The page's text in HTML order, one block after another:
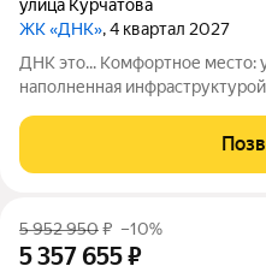
улица Курчатова
ЖК «ДНК», 4 квартал 2027
ДНК это... Комфортное место: ул. Курчатова освоенная,
наполненная инфраструктурой локация.
многообразие планировок,
5 952 950₽ –10%
5 357 655₽